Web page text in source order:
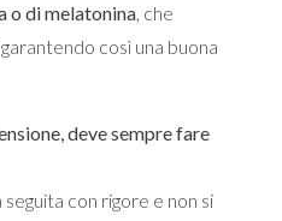
o di melatonina, che
così una buona
deve sempre fare
con rigore e non si